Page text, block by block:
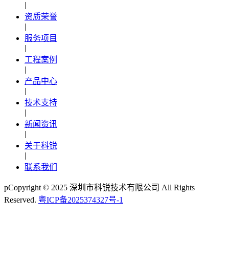
|
资质荣誉
|
服务项目
|
工程案例
|
产品中心
|
技术支持
|
新闻资讯
|
关于科锐
|
联系我们
pCopyright © 2025 深圳市科锐技术有限公司 All Rights
Reserved. 粤ICP备2025374327号-1